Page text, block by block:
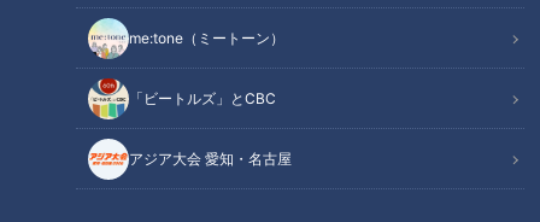
me:tone（ミートーン）
「ビートルズ」とCBC
アジア大会 愛知・名古屋
ー1勝）。
それでもうまくいかないのが中日クラウンズだ。去年は予選落
ち、2022年は63位に沈み、幡地は「日本ツアーのなかで、僕
にとって一番難しい」と話す。